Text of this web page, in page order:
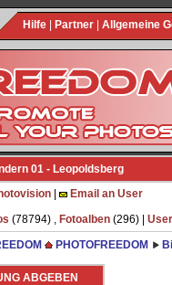
Hilfe Partner Allgemeine
01 - Leopoldsberg
Email an User
(78794) , Fotoalben (296) |
PHOTOFREEDOM
ABGEBEN